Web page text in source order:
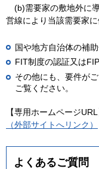
(b)需要家の敷地外に
営線により当該需要家
国や地方自治体の補
FIT制度の認証又は
その他にも、要件が
ご覧ください。
【専用ホームページURL
（外部サイトへリンク）
よくあるご質問